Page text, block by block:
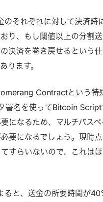
それぞれに対して決済時
り、もし閾値以上の分割
決済を巻き戻せるという
ります。
Contractという特
署名を使ってBitcoin
になるため、マルチパス
要になるでしょう。現時
すらいないので、これは
ると、送金の所要時間が